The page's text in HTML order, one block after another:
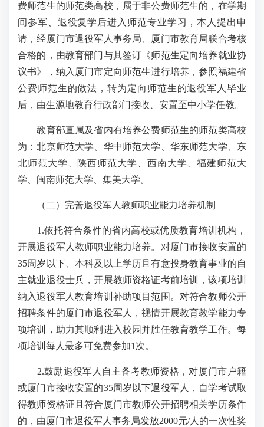
费师范生的师范类高校，属于非公费师范生的，在学期
间参军、退役复学后进入师范专业学习，本人提出申
请，经厦门市退役军人事务局、厦门市教育局联合考核
合格的，由教育部门与其签订《师范生定向培养就业协
议书》，纳入厦门市定向师范生进行培养，参照福建省
公费师范生的做法，转为定向师范生的退役军人毕业
后，由生源地教育行政部门接收、安置至中小学任教。
教育部直属及省内有培养公费师范生的师范类高校
为：北京师范大学、华中师范大学、华东师范大学、东
北师范大学、陕西师范大学、西南大学、福建师范大
学、闽南师范大学、集美大学。
（二）完善退役军人教师职业能力培养机制
1.依托符合条件的省内高校或优质教育培训机构，
开展退役军人教师职业能力培养。对厦门市接收安置的
35周岁以下、本科及以上学历且有意投身教育事业的自
主就业退役士兵，开展教师资格证考前培训，该项培训
纳入退役军人教育培训补助项目范围。对符合教师公开
招聘条件的厦门市退役军人，视情开展教育教学能力专
项培训，助力其顺利进入校园并胜任教育教学工作。每
项培训每人最多可免费参加1次。
2.鼓励退役军人自主备考教师资格，对厦门市户籍
或厦门市接收安置的35周岁以下退役军人，自学考试取
得教师资格证且符合厦门市教师公开招聘相关学历条件
的，由厦门市退役军人事务局发放2000元/人的一次性奖